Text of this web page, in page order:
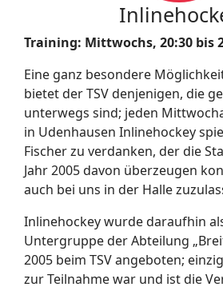
Training: Mittwochs, 20:30 bis
Eine ganz besondere
bietet der TSV denjenigen, die
unterwegs sind; jeden
in Udenhausen Inlinehockey
Fischer zu verdanken, der die
Jahr 2005 davon überzeugen
auch bei uns in der Halle
Inlinehockey wurde daraufhin
Untergruppe der Abteilung
2005 beim TSV angeboten;
zur Teilnahme war und ist die